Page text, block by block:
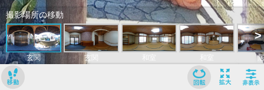
撮影場所の移動
玄関 玄関
>